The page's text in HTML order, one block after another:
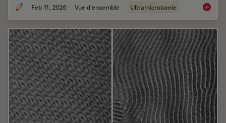
Feb 11, 2026 Vue d'ensemble Ultramicrotomie